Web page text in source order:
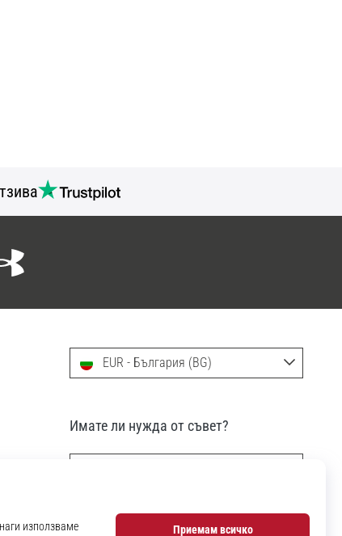
EUR - България (BG)
Имате ли нужда от съвет?